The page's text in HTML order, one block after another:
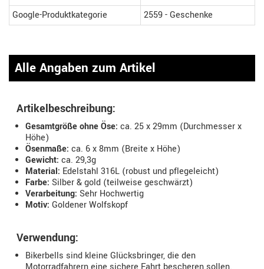
Google-Produktkategorie
2559 - Geschenke
Alle Angaben zum Artikel
Artikelbeschreibung:
Gesamtgröße ohne Öse: ca. 25 x 29mm (Durchmesser x
Höhe)
Ösenmaße: ca. 6 x 8mm (Breite x Höhe)
Gewicht: ca. 29,3g
Material: Edelstahl 316L (robust und pflegeleicht)
Farbe: Silber & gold (teilweise geschwärzt)
Verarbeitung: Sehr Hochwertig
Motiv: Goldener Wolfskopf
Verwendung:
Bikerbells sind kleine Glücksbringer, die den